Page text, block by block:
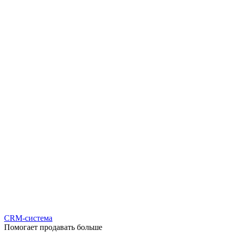
CRM-система
Помогает продавать больше